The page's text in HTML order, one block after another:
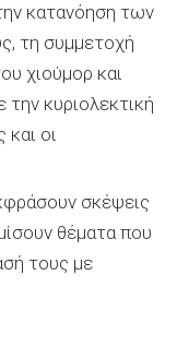
κατανόηση των
τη συμμετοχή
χιούμορ και
κυριολεκτική
οι
σκέψεις
θέματα που
τους με